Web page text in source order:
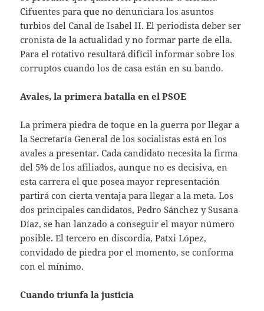
Cifuentes para que no denunciara los asuntos
turbios del Canal de Isabel II. El periodista deber ser
cronista de la actualidad y no formar parte de ella.
Para el rotativo resultará difícil informar sobre los
corruptos cuando los de casa están en su bando.
Avales, la primera batalla en el PSOE
La primera piedra de toque en la guerra por llegar a
la Secretaría General de los socialistas está en los
avales a presentar. Cada candidato necesita la firma
del 5% de los afiliados, aunque no es decisiva, en
esta carrera el que posea mayor representación
partirá con cierta ventaja para llegar a la meta. Los
dos principales candidatos, Pedro Sánchez y Susana
Díaz, se han lanzado a conseguir el mayor número
posible. El tercero en discordia, Patxi López,
convidado de piedra por el momento, se conforma
con el mínimo.
Cuando triunfa la justicia